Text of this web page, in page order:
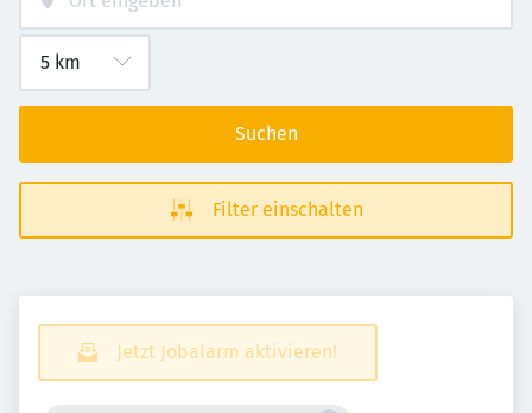
Suchen
Filter einschalten
Jetzt Jobalarm aktivieren!